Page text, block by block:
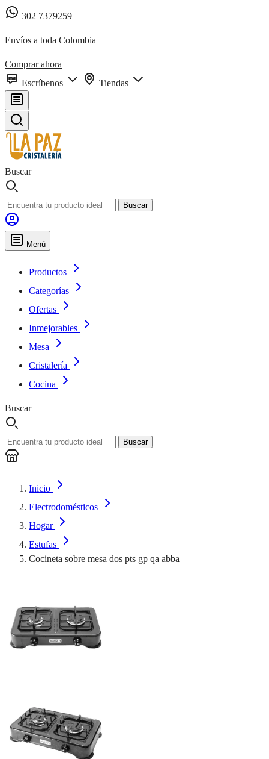
302 7379259
Envíos a toda Colombia
Comprar ahora
Escríbenos
Tiendas
Buscar
Buscar
Menú
Productos
Categorías
Ofertas
Inmejorables
Mesa
Cristalería
Cocina
Buscar
Buscar
Inicio
Electrodomésticos
Hogar
Estufas
Cocineta sobre mesa dos pts gp qa abba